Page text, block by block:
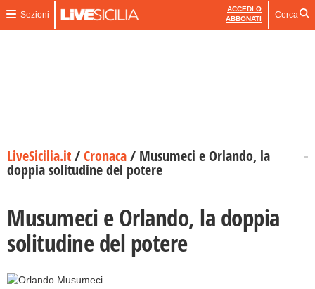
Sezioni
ACCEDI O
ABBONATI
Cerca
LiveSicilia.it/Cronaca/ Musumeci e Orlando, la
doppia solitudine del potere
Musumeci e Orlando, la doppia
solitudine del potere